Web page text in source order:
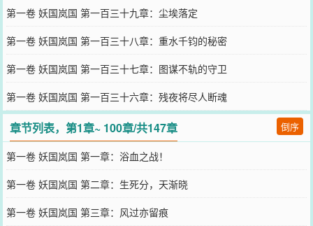
第一卷 妖国岚国 第一百三十九章：尘埃落定
第一卷 妖国岚国 第一百三十八章：重水千钧的秘密
第一卷 妖国岚国 第一百三十七章：图谋不轨的守卫
第一卷 妖国岚国 第一百三十六章：残夜将尽人断魂
章节列表，第1章~ 100章/共147章 倒序
第一卷 妖国岚国 第一章：浴血之战！
第一卷 妖国岚国 第二章：生死分，天渐晓
第一卷 妖国岚国 第三章：风过亦留痕